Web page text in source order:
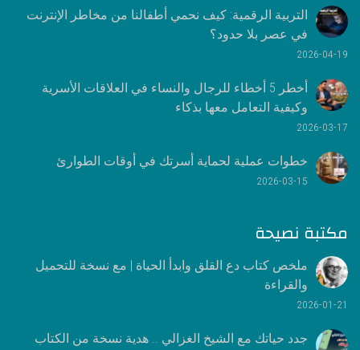
التربية الرقمية: كيف نحمي أطفالنا من مخاطر الإنترنت
في عصر بلا حدود؟
2026-04-19
أخطر 5 أخطاء للرجال والنساء في العلاقات الأسرية
وكيفية التعامل معها بذكاء
2026-03-17
خطوات عملية لحماية أسرتك في أوقات الطوارئ
2026-03-15
مكتبة نصيحة
ملخص كتاب دع القلق وابدأ الحياة | مع نسخة للتحميل
والقراءة
2026-01-21
جدد حياتك مع الشيخ الغزالي .. هدية نسخة من الكتاب